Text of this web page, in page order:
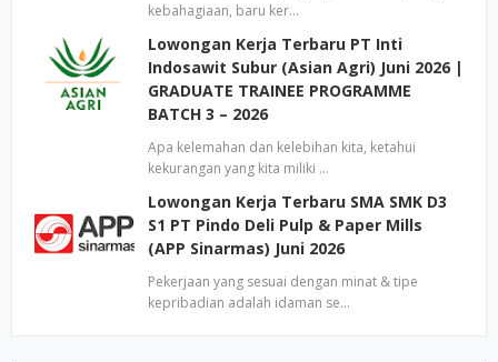
kebahagiaan, baru ker…
Lowongan Kerja Terbaru PT Inti
Indosawit Subur (Asian Agri) Juni 2026 |
GRADUATE TRAINEE PROGRAMME
BATCH 3 – 2026
Apa kelemahan dan kelebihan kita, ketahui
kekurangan yang kita miliki …
Lowongan Kerja Terbaru SMA SMK D3
S1 PT Pindo Deli Pulp & Paper Mills
(APP Sinarmas) Juni 2026
Pekerjaan yang sesuai dengan minat & tipe
kepribadian adalah idaman se…